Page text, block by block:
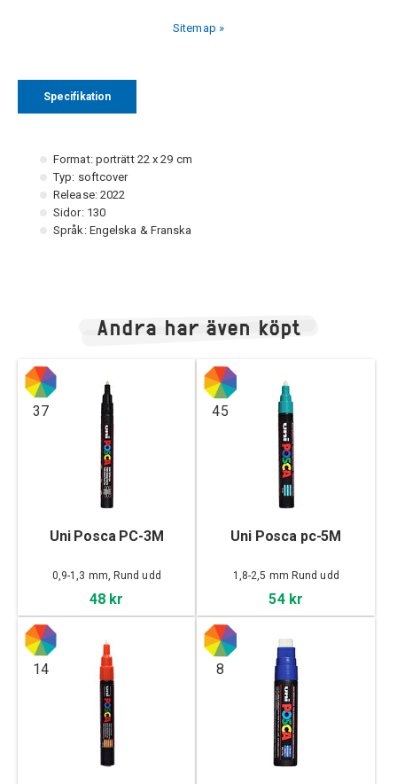
Sitemap »
Specifikation
Format: porträtt 22 x 29 cm
Typ: softcover
Release: 2022
Sidor: 130
Språk: Engelska & Franska
Andra har även köpt
37
Uni Posca PC-3M
0,9-1,3 mm, Rund udd
48 kr
45
Uni Posca pc-5M
1,8-2,5 mm Rund udd
54 kr
14 8